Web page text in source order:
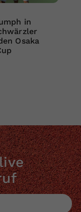
in
Osaka